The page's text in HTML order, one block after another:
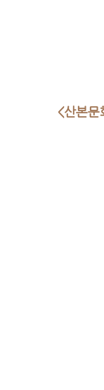
<산본문